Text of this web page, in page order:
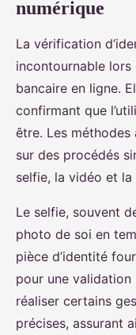
numérique
La vérification
incontournable lors
bancaire en ligne.
confirmant que
être. Les
sur des procédés
selfie, la vidéo et
Le selfie, souvent
photo de soi en
pièce d’identité
pour une validation
réaliser certains
précises, assurant